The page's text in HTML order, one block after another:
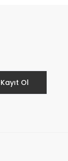
Kayıt Ol